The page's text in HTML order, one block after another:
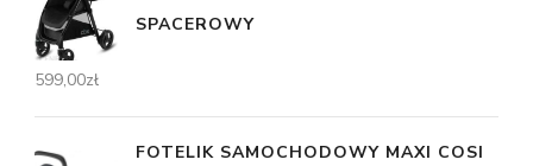
SPACEROWY
599,00zł
FOTELIK SAMOCHODOWY MAXI COSI